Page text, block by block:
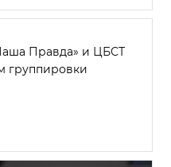
Правда» и ЦБСТ
группировки